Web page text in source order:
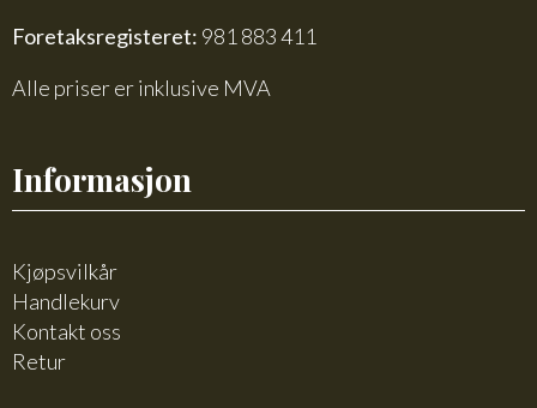
Foretaksregisteret: 981 883 411
Alle priser er inklusive MVA
Informasjon
Kjøpsvilkår
Handlekurv
Kontakt oss
Retur